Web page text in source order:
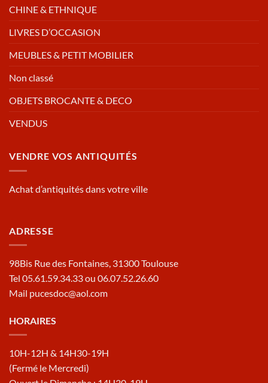
CHINE & ETHNIQUE
LIVRES D’OCCASION
MEUBLES & PETIT MOBILIER
Non classé
OBJETS BROCANTE & DECO
VENDUS
VENDRE VOS ANTIQUITÉS
Achat d’antiquités dans votre ville
ADRESSE
98Bis Rue des Fontaines, 31300 Toulouse
Tel 05.61.59.34.33 ou 06.07.52.26.60
Mail pucesdoc@aol.com
HORAIRES
10H-12H & 14H30-19H
(Fermé le Mercredi)